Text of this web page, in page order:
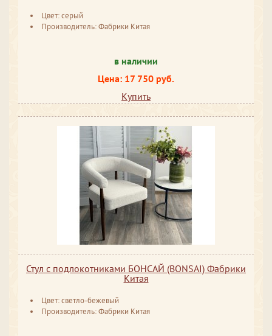
Цвет: серый
Производитель: Фабрики Китая
в наличии
Цена: 17 750 руб.
Купить
Стул с подлокотниками БОНСАЙ (BONSAI) Фабрики
Китая
Цвет: светло-бежевый
Производитель: Фабрики Китая